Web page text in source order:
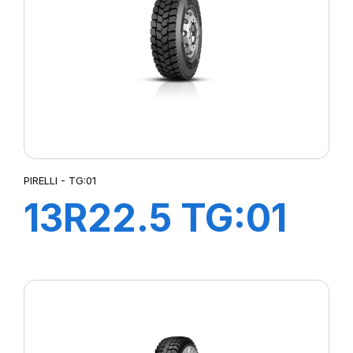
PIRELLI - TG:01
13R22.5 TG:01